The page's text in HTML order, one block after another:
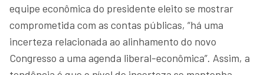
equipe econômica do presidente eleito se mostrar
comprometida com as contas públicas, “há uma
incerteza relacionada ao alinhamento do novo
Congresso a uma agenda liberal-econômica”. Assim, a